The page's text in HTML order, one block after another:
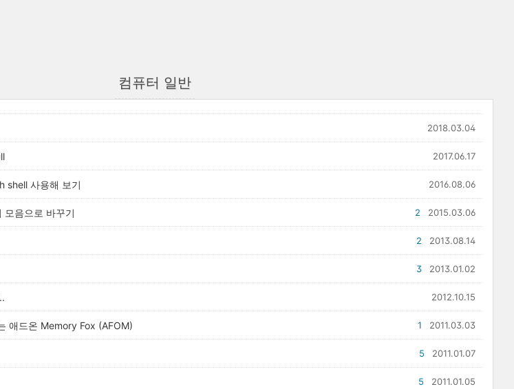
컴퓨터 일반
2018.03.04
2017.06.17
shell 사용해 보기 2016.08.06
모음으로 바꾸기 2015.03.06
2
2013.08.14
2
2013.01.02
3
2012.10.15
애드온 Memory Fox (AFOM) 2011.03.03
1
2011.01.07
5
2011.01.05
5